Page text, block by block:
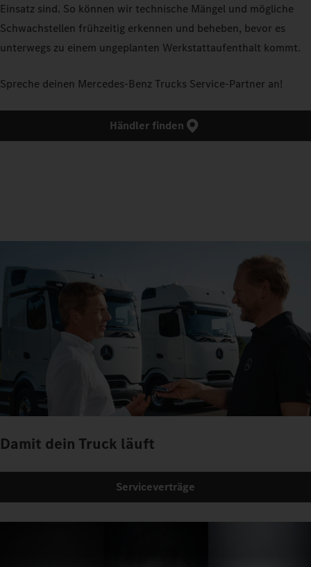
Einsatz sind. So können wir technische Mängel und mögliche
Schwachstellen frühzeitig erkennen und beheben, bevor es
unterwegs zu einem ungeplanten Werkstattaufenthalt kommt.
Spreche deinen Mercedes‑Benz Trucks Service-Partner an!
Händler finden
Damit dein Truck läuft
Serviceverträge